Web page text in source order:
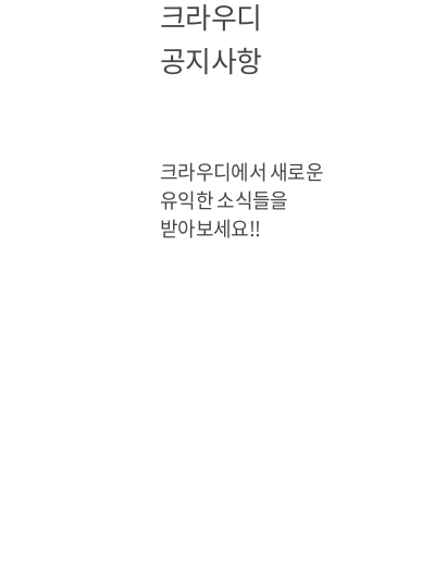
크라우디
공지사항
크라우디에서 새로운
유익한 소식들을
받아보세요!!